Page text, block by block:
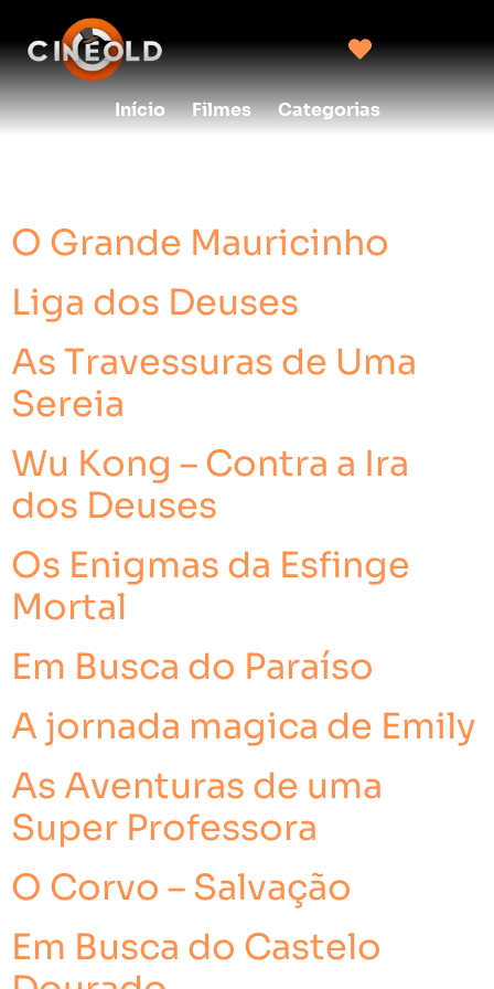
Início Filmes Categorias
O Grande Mauricinho
Liga dos Deuses
As Travessuras de Uma
Sereia
Wu Kong – Contra a Ira
dos Deuses
Os Enigmas da Esfinge
Mortal
Em Busca do Paraíso
A jornada magica de Emily
As Aventuras de uma
Super Professora
O Corvo – Salvação
Em Busca do Castelo